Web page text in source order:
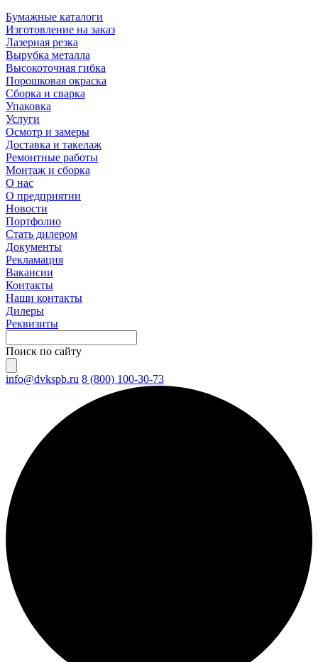
Бумажные каталоги
Изготовление на заказ
Лазерная резка
Вырубка металла
Высокоточная гибка
Порошковая окраска
Сборка и сварка
Упаковка
Услуги
Осмотр и замеры
Доставка и такелаж
Ремонтные работы
Монтаж и сборка
О нас
О предприятии
Новости
Портфолио
Стать дилером
Документы
Рекламация
Вакансии
Контакты
Наши контакты
Дилеры
Реквизиты
Поиск по сайту
info@dvkspb.ru 8 (800) 100-30-73